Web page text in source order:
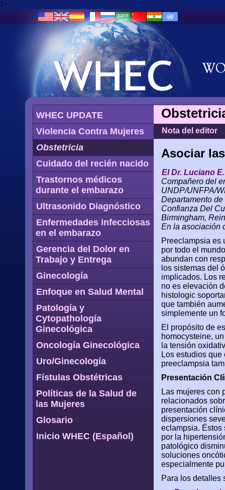
?>
WHEC UPDATE
Violencia Contra Mujeres
Obstetricia
Cuidado del recién nacido
Trastornos médicos
durante el embarazo
Ultrasonido Diagnóstico
Enfermedades infecciosas
en el embarazo
Gerencia del Dolor en
Trabajo y Entrega
Ginecología
Enfoque en Salud Mental
Patología y
Cytopathología
Ginecológica
Oncología Ginecológica
Uro/Ginecología
Fístulas Obstétricas
Políticas de la Salud de
las Mujeres
Glosario
Inicio WHEC (Español)
Nota del editor
Asociar
El Dr. Luciano
Compañero del
UNDP/UNFPA/
Departamento
Confianza Del
Birmingham,
En la asociación
Preeclampsia es
por todo el
abundan con
los sistemas del
implicados. Los
no es elevación
histologic
que también
simplemente un
El propósito de
homocysteine,
la tensión
Los estudios
preeclampsia
Presentación
Las mujeres con
relacionados
presentación
dispersiones
eclampsia. Éstos
por la
patológico
soluciones
especialmente
Para los detalles